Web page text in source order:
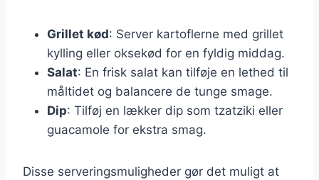
Grillet kød: Server kartoflerne med grillet
kylling eller oksekød for en fyldig middag.
Salat: En frisk salat kan tilføje en lethed til
måltidet og balancere de tunge smage.
Dip: Tilføj en lækker dip som tzatziki eller
guacamole for ekstra smag.
Disse serveringsmuligheder gør det muligt at